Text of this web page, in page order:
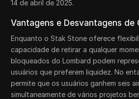
14 de abril de 2025.
Vantagens e Desvantagens de
Enquanto o Stak Stone oferece
capacidade de retirar a qualquer
bloqueados do Lombard podem
usuários que preferem liquidez. No
permite que os usuários ganhem seis
simultaneamente de vários projetos